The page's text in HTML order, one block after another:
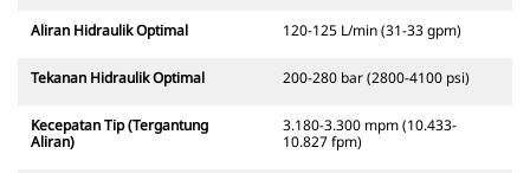
Aliran Hidraulik Optimal 120-125 L/min (31-33 gpm)
Tekanan Hidraulik Optimal 200-280 bar (2800-4100 psi)
Kecepatan Tip (Tergantung
Aliran)
3.180-3.300 mpm (10.433-
10.827 fpm)